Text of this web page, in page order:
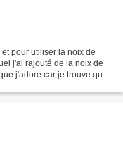
pour utiliser la noix de
j'ai rajouté de la noix de
j'adore car je trouve que